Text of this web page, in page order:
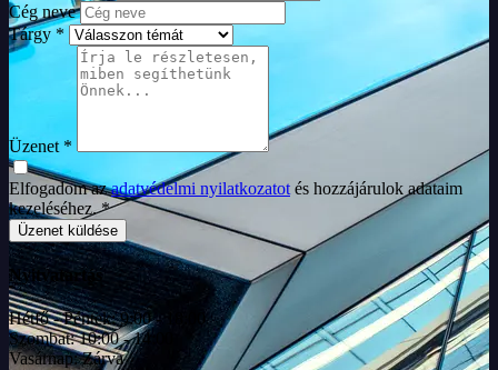
Cég neve
Tárgy *
Üzenet *
Elfogadom azadatvédelmi nyilatkozatot és hozzájárulok adataim
kezeléséhez. *
Üzenet küldése
Nyitvatartás
Hétfő - Péntek: 9:00 - 18:00
Szombat: 10:00 - 14:00
Vasárnap: Zárva